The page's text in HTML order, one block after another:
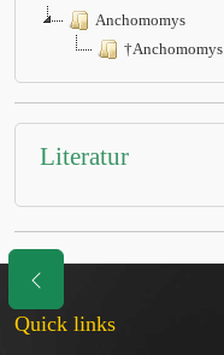
Anchomomys
Literatur
Quick links